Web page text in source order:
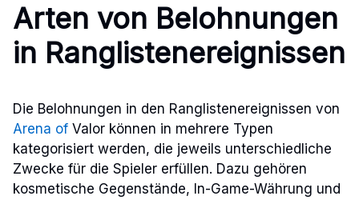
Arten von Belohnungen
in Ranglistenereignissen
Die Belohnungen in den Ranglistenereignissen von
Arena of Valor können in mehrere Typen
kategorisiert werden, die jeweils unterschiedliche
Zwecke für die Spieler erfüllen. Dazu gehören
kosmetische Gegenstände, In-Game-Währung und